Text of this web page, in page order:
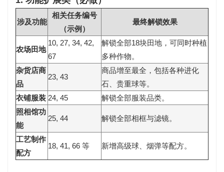
涉及功能
相关任务编号
（示例）
最终解锁效果
农场田地
10, 27, 34, 42,
67
解锁全部18块田地 ，可同时种植
多种作物。
杂货店商
品
23, 43
商品增至最全，包括各种进化
石、贵重球等。
衣铺服装 24, 45
解锁全部服装品类。
照相馆功
能
25, 44 解锁全部相框与滤镜。
工艺制作
配方
18, 41, 66 等 新增高级球、烟弹等配方。